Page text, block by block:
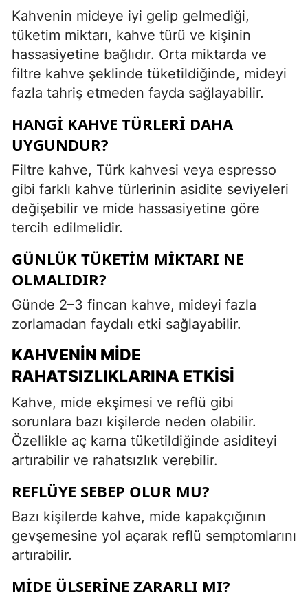
Kahvenin mideye iyi gelip gelmediği,
tüketim miktarı, kahve türü ve kişinin
hassasiyetine bağlıdır. Orta miktarda ve
filtre kahve şeklinde tüketildiğinde, mideyi
fazla tahriş etmeden fayda sağlayabilir.
HANGI KAHVE TÜRLERI DAHA
UYGUNDUR?
Filtre kahve, Türk kahvesi veya espresso
gibi farklı kahve türlerinin asidite seviyeleri
değişebilir ve mide hassasiyetine göre
tercih edilmelidir.
GÜNLÜK TÜKETIM MIKTARI NE
OLMALIDIR?
Günde 2–3 fincan kahve, mideyi fazla
zorlamadan faydalı etki sağlayabilir.
KAHVENIN MIDE
RAHATSIZLIKLARINA ETKISI
Kahve, mide ekşimesi ve reflü gibi
sorunlara bazı kişilerde neden olabilir.
Özellikle aç karna tüketildiğinde asiditeyi
artırabilir ve rahatsızlık verebilir.
REFLÜYE SEBEP OLUR MU?
Bazı kişilerde kahve, mide kapakçığının
gevşemesine yol açarak reflü semptomlarını
artırabilir.
MIDE ÜLSERINE ZARARLI MI?